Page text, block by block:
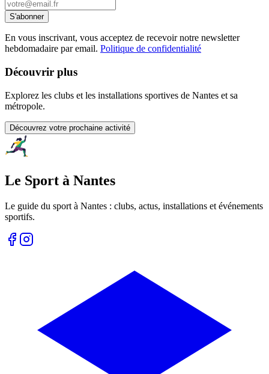
S'abonner
En vous inscrivant, vous acceptez de recevoir notre newsletter
hebdomadaire par email. Politique de confidentialité
Découvrir plus
Explorez les clubs et les installations sportives de Nantes et sa
métropole.
Découvrez votre prochaine activité
Le Sport à Nantes
Le guide du sport à Nantes : clubs, actus, installations et événements
sportifs.